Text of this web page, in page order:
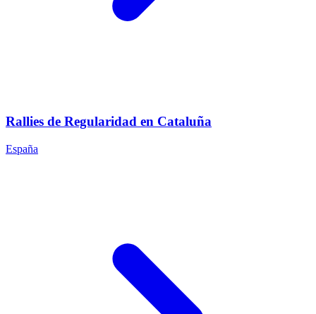
Rallies de Regularidad en Cataluña
España